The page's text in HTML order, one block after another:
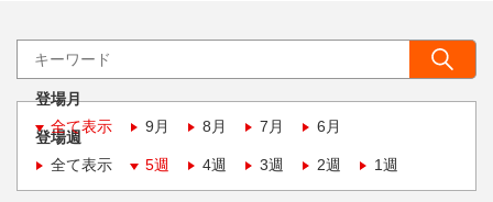
登場月
全て表示
9月 8月 7月 6月
登場週
全て表示
5週 4週 3週 2週 1週